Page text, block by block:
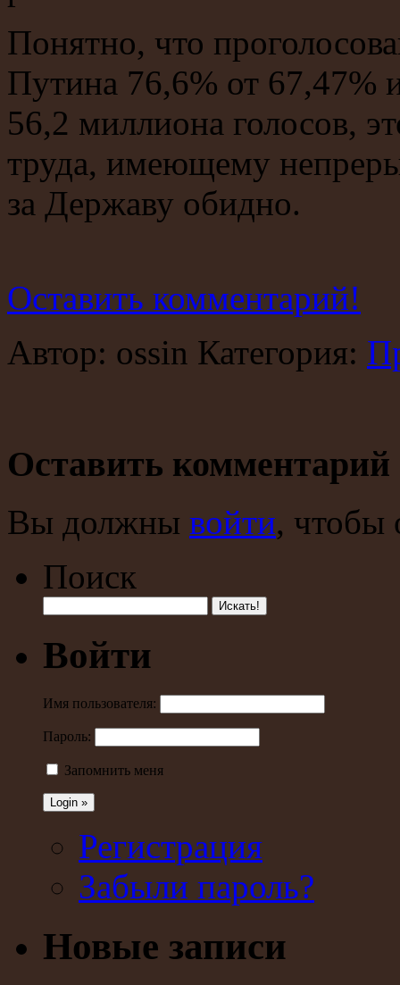
Понятно, что
Путина 76,6% от 67,47%
56,2 миллиона голосов,
труда, имеющему
за Державу обидно.
Оставить комментарий!
Автор: ossin Категория:
Оставить комментарий
Вы должны войти, чтобы
Поиск
Войти
Имя пользователя:
Пароль:
Запомнить меня
Регистрация
Забыли пароль?
Новые записи